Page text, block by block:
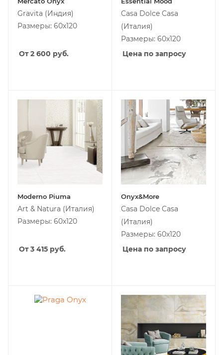
Gravita (Индия)
Размеры: 60x120
От 2 600 руб.
Casa Dolce Casa
(Италия)
Размеры: 60x120
Цена по запросу
Moderno Piuma
Art & Natura (Италия)
Размеры: 60x120
От 3 415 руб.
Onyx&More
Casa Dolce Casa
(Италия)
Размеры: 60x120
Цена по запросу